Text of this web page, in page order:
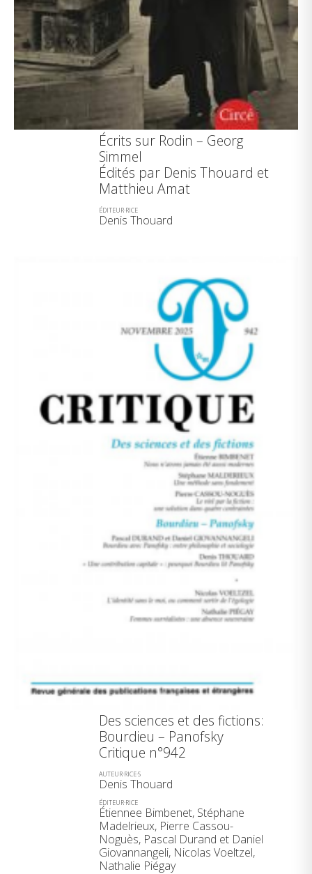
Écrits sur Rodin – Georg
Simmel
Édités par Denis Thouard et
Matthieu Amat
ÉDITEUR·RICE
Denis Thouard
Des sciences et des fictions:
Bourdieu – Panofsky
Critique n°942
AUTEUR·RICE·S
Denis Thouard
ÉDITEUR·RICE
Étiennee Bimbenet, Stéphane
Madelrieux, Pierre Cassou-
Noguès, Pascal Durand et Daniel
Giovannangeli, Nicolas Voeltzel,
Nathalie Piégay